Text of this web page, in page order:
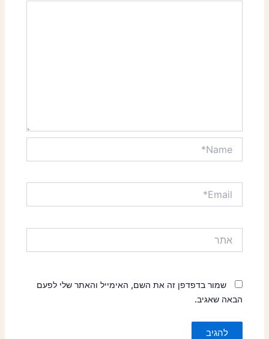
שמור בדפדפן זה את השם, האימייל והאתר שלי לפעם
הבאה שאגיב.